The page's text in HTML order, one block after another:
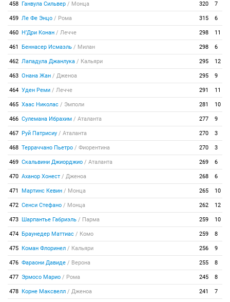
458 Ганвула Сильвер / Монца 320 7
459 Ле Фе Энцо / Рома 315 6
460 Н’Дри Конан / Лечче 298 11
461 Беннасер Исмаэль / Милан 298 6
462 Лападула Джанлука / Кальяри 295 12
463 Онана Жан / Дженоа 295 9
464 Уден Реми / Лечче 291 11
465 Хаас Николас / Эмполи 281 10
466 Сулемана Ибрахим / Аталанта 277 9
467 Руй Патрисиу / Аталанта 270 3
468 Терраччано Пьетро / Фиорентина 270 3
469 Скальвини Джиорджио / Аталанта 269 6
470 Аханор Хонест / Дженоа 268 6
471 Мартинс Кевин / Монца 265 10
472 Сенси Стефано / Монца 262 12
473 Шарпантье Габриэль / Парма 259 10
474 Браунедер Маттиас / Комо 259 8
475 Коман Флоринел / Кальяри 256 9
476 Фараони Давиде / Верона 255 8
477 Эрмосо Марио / Рома 245 8
478 Корне Максвелл / Дженоа 241 7